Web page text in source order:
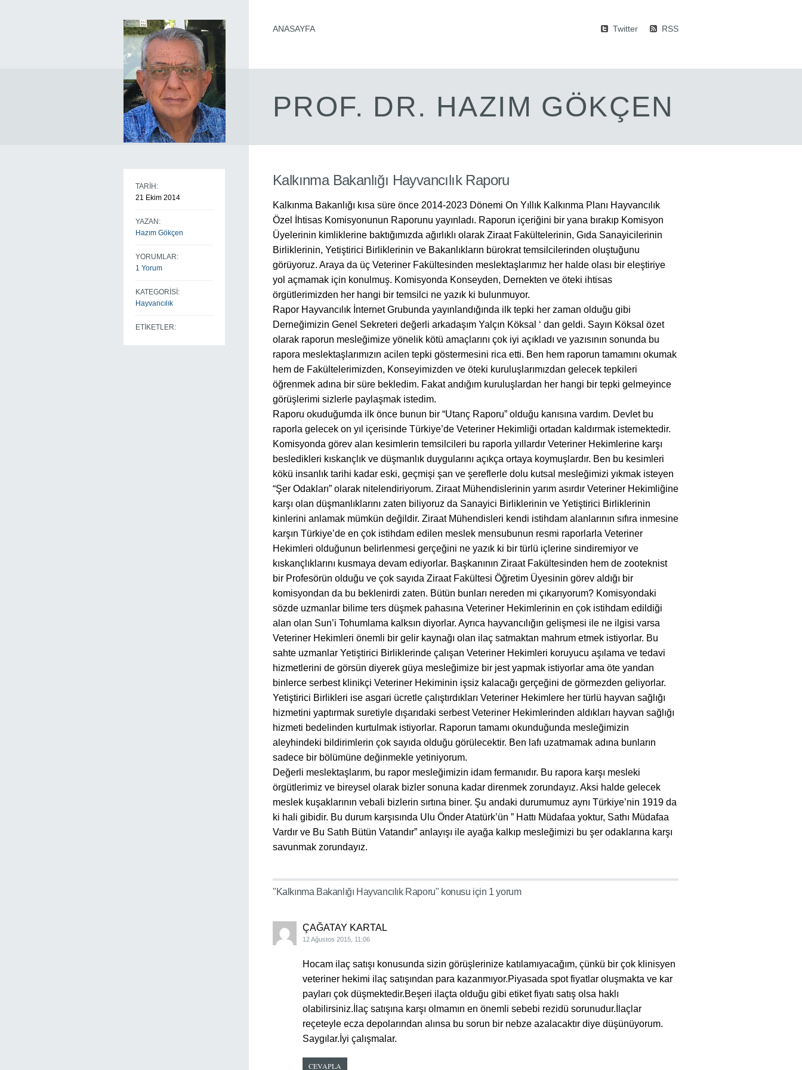
ANASAYFA Twitter RSS
PROF. DR. HAZIM GÖKÇEN
TARİH:
21 Ekim 2014
YAZAN:
Hazım Gökçen
YORUMLAR:
1 Yorum
KATEGORİSİ:
Hayvancılık
ETİKETLER:
Kalkınma Bakanlığı Hayvancılık Raporu
Kalkınma Bakanlığı kısa süre önce 2014-2023 Dönemi On Yıllık Kalkınma Planı Hayvancılık
Özel İhtisas Komisyonunun Raporunu yayınladı. Raporun içeriğini bir yana bırakıp Komisyon
Üyelerinin kimliklerine baktığımızda ağırlıklı olarak Ziraat Fakültelerinin, Gıda Sanayicilerinin
Birliklerinin, Yetiştirici Birliklerinin ve Bakanlıkların bürokrat temsilcilerinden oluştuğunu
görüyoruz. Araya da üç Veteriner Fakültesinden meslektaşlarımız her halde olası bir eleştiriye
yol açmamak için konulmuş. Komisyonda Konseyden, Dernekten ve öteki ihtisas
örgütlerimizden her hangi bir temsilci ne yazık ki bulunmuyor.
Rapor Hayvancılık İnternet Grubunda yayınlandığında ilk tepki her zaman olduğu gibi
Derneğimizin Genel Sekreteri değerli arkadaşım Yalçın Köksal ‘ dan geldi. Sayın Köksal özet
olarak raporun mesleğimize yönelik kötü amaçlarını çok iyi açıkladı ve yazısının sonunda bu
rapora meslektaşlarımızın acilen tepki göstermesini rica etti. Ben hem raporun tamamını okumak
hem de Fakültelerimizden, Konseyimizden ve öteki kuruluşlarımızdan gelecek tepkileri
öğrenmek adına bir süre bekledim. Fakat andığım kuruluşlardan her hangi bir tepki gelmeyince
görüşlerimi sizlerle paylaşmak istedim.
Raporu okuduğumda ilk önce bunun bir “Utanç Raporu” olduğu kanısına vardım. Devlet bu
raporla gelecek on yıl içerisinde Türkiye’de Veteriner Hekimliği ortadan kaldırmak istemektedir.
Komisyonda görev alan kesimlerin temsilcileri bu raporla yıllardır Veteriner Hekimlerine karşı
besledikleri kıskançlık ve düşmanlık duygularını açıkça ortaya koymuşlardır. Ben bu kesimleri
kökü insanlık tarihi kadar eski, geçmişi şan ve şereflerle dolu kutsal mesleğimizi yıkmak isteyen
“Şer Odakları” olarak nitelendiriyorum. Ziraat Mühendislerinin yarım asırdır Veteriner Hekimliğine
karşı olan düşmanlıklarını zaten biliyoruz da Sanayici Birliklerinin ve Yetiştirici Birliklerinin
kinlerini anlamak mümkün değildir. Ziraat Mühendisleri kendi istihdam alanlarının sıfıra inmesine
karşın Türkiye’de en çok istihdam edilen meslek mensubunun resmi raporlarla Veteriner
Hekimleri olduğunun belirlenmesi gerçeğini ne yazık ki bir türlü içlerine sindiremiyor ve
kıskançlıklarını kusmaya devam ediyorlar. Başkanının Ziraat Fakültesinden hem de zooteknist
bir Profesörün olduğu ve çok sayıda Ziraat Fakültesi Öğretim Üyesinin görev aldığı bir
komisyondan da bu beklenirdi zaten. Bütün bunları nereden mi çıkarıyorum? Komisyondaki
sözde uzmanlar bilime ters düşmek pahasına Veteriner Hekimlerinin en çok istihdam edildiği
alan olan Sun’i Tohumlama kalksın diyorlar. Ayrıca hayvancılığın gelişmesi ile ne ilgisi varsa
Veteriner Hekimleri önemli bir gelir kaynağı olan ilaç satmaktan mahrum etmek istiyorlar. Bu
sahte uzmanlar Yetiştirici Birliklerinde çalışan Veteriner Hekimleri koruyucu aşılama ve tedavi
hizmetlerini de görsün diyerek güya mesleğimize bir jest yapmak istiyorlar ama öte yandan
binlerce serbest klinikçi Veteriner Hekiminin işsiz kalacağı gerçeğini de görmezden geliyorlar.
Yetiştirici Birlikleri ise asgari ücretle çalıştırdıkları Veteriner Hekimlere her türlü hayvan sağlığı
hizmetini yaptırmak suretiyle dışarıdaki serbest Veteriner Hekimlerinden aldıkları hayvan sağlığı
hizmeti bedelinden kurtulmak istiyorlar. Raporun tamamı okunduğunda mesleğimizin
aleyhindeki bildirimlerin çok sayıda olduğu görülecektir. Ben lafı uzatmamak adına bunların
sadece bir bölümüne değinmekle yetiniyorum.
Değerli meslektaşlarım, bu rapor mesleğimizin idam fermanıdır. Bu rapora karşı mesleki
örgütlerimiz ve bireysel olarak bizler sonuna kadar direnmek zorundayız. Aksi halde gelecek
meslek kuşaklarının vebali bizlerin sırtına biner. Şu andaki durumumuz aynı Türkiye’nin 1919 da
ki hali gibidir. Bu durum karşısında Ulu Önder Atatürk’ün ” Hattı Müdafaa yoktur, Sathı Müdafaa
Vardır ve Bu Satıh Bütün Vatandır” anlayışı ile ayağa kalkıp mesleğimizi bu şer odaklarına karşı
savunmak zorundayız.
"Kalkınma Bakanlığı Hayvancılık Raporu" konusu için 1 yorum
ÇAĞATAY KARTAL
12 Ağustos 2015, 11:06
Hocam ilaç satışı konusunda sizin görüşlerinize katılamıyacağım, çünkü bir çok klinisyen
veteriner hekimi ilaç satışından para kazanmıyor.Piyasada spot fiyatlar oluşmakta ve kar
payları çok düşmektedir.Beşeri ilaçta olduğu gibi etiket fiyatı satış olsa haklı
olabilirsiniz.İlaç satışına karşı olmamın en önemli sebebi rezidü sorunudur.İlaçlar
reçeteyle ecza depolarından alınsa bu sorun bir nebze azalacaktır diye düşünüyorum.
Saygılar.İyi çalışmalar.
CEVAPLA